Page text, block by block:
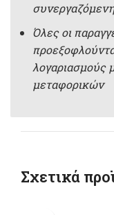
Όλες οι
λογαριασμούς
μεταφορικών
Σχετικά